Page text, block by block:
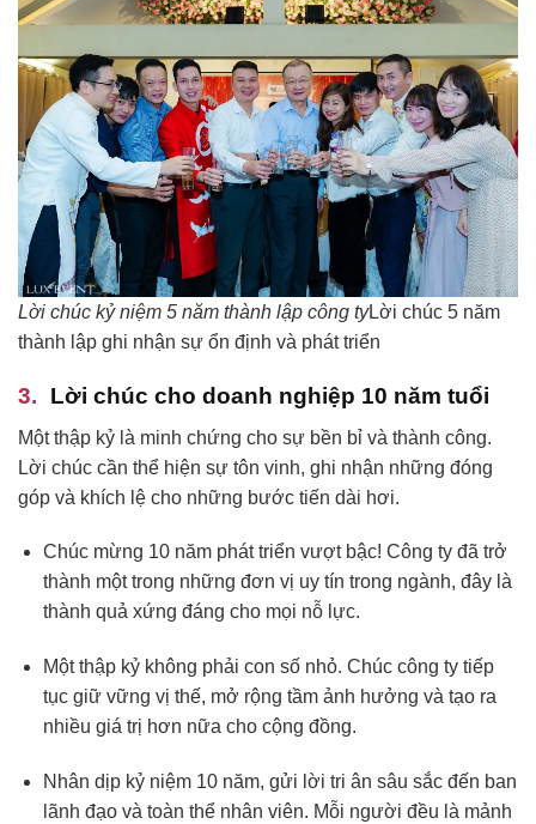
Lời chúc kỷ niệm 5 năm thành lập công tyLời chúc 5 năm
thành lập ghi nhận sự ổn định và phát triển
Lời chúc cho doanh nghiệp 10 năm tuổi
Một thập kỷ là minh chứng cho sự bền bỉ và thành công.
Lời chúc cần thể hiện sự tôn vinh, ghi nhận những đóng
góp và khích lệ cho những bước tiến dài hơi.
Chúc mừng 10 năm phát triển vượt bậc! Công ty đã trở
thành một trong những đơn vị uy tín trong ngành, đây là
thành quả xứng đáng cho mọi nỗ lực.
Một thập kỷ không phải con số nhỏ. Chúc công ty tiếp
tục giữ vững vị thế, mở rộng tầm ảnh hưởng và tạo ra
nhiều giá trị hơn nữa cho cộng đồng.
Nhân dịp kỷ niệm 10 năm, gửi lời tri ân sâu sắc đến ban
lãnh đạo và toàn thể nhân viên. Mỗi người đều là mảnh